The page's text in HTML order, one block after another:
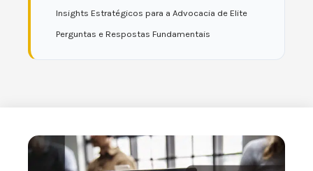
Insights Estratégicos para a Advocacia de Elite
Perguntas e Respostas Fundamentais